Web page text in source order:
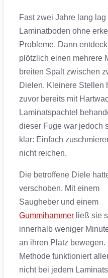
Fast zwei Jahre lang lag
Laminatboden ohne
Probleme. Dann
plötzlich einen mehrere
breiten Spalt zwischen
Dielen. Kleinere Stellen
zuvor bereits mit
Laminatspachtel
dieser Fuge war jedoch
klar: Einfach
nicht reichen.
Die betroffene Diele
verschoben. Mit einem
Saugheber und einem
Gummihammer ließ sie
innerhalb weniger
an ihren Platz bewegen.
Methode funktioniert
nicht bei jedem